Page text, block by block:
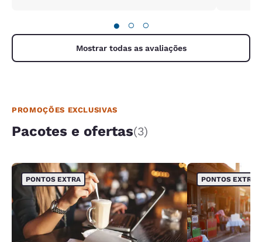
● ○ ○
Mostrar todas as avaliações
PROMOÇÕES EXCLUSIVAS
Pacotes e ofertas(3)
PONTOS EXTRA PONTOS EXTRA